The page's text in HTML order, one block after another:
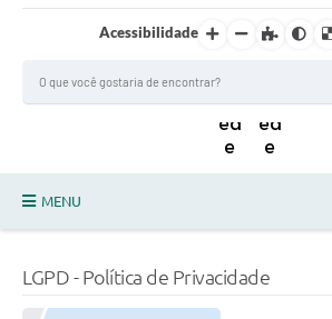
Acessibilidade
MENU
LGPD - Política de Privacidade